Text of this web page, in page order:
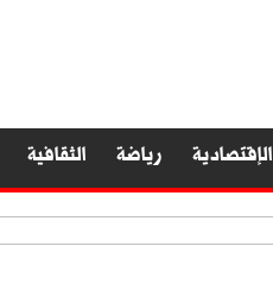
الإقتصادية رياضة الثقافية